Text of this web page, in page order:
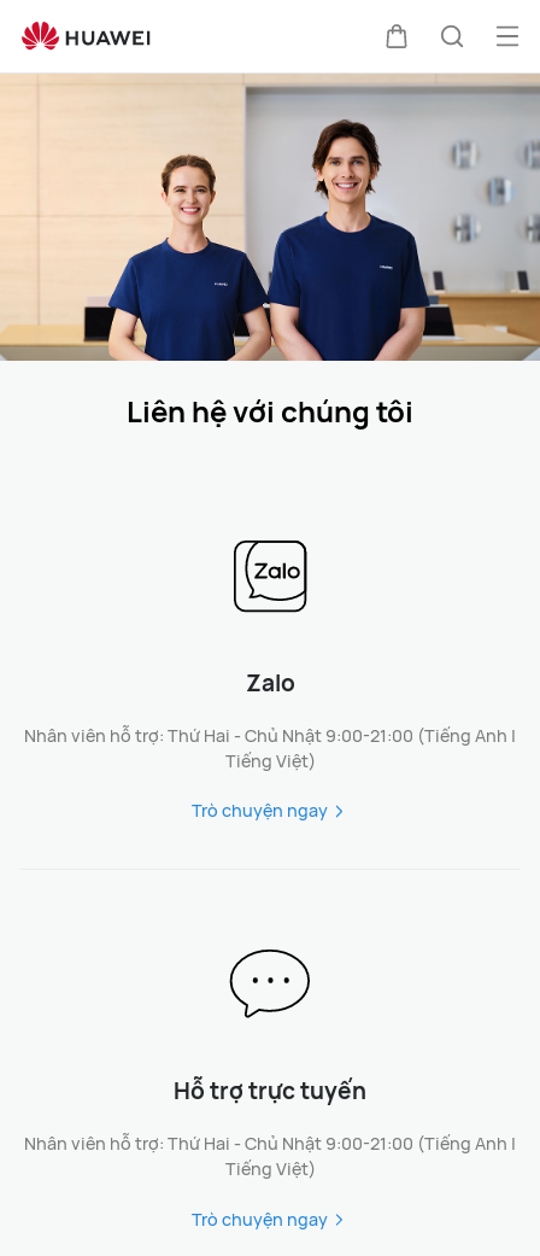
hệ
với
Xe
Tìm
kiếm
Mở
Liên hệ với chúng tôi
Zalo
Nhân viên hỗ trợ: Thứ Hai - Chủ Nhật 9:00-21:00 (Tiếng Anh |
Tiếng Việt)
Trò chuyện ngay
Hỗ trợ trực tuyến
Nhân viên hỗ trợ: Thứ Hai - Chủ Nhật 9:00-21:00 (Tiếng Anh |
Tiếng Việt)
Trò chuyện ngay